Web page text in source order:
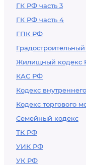
ГК РФ часть 3
ГК РФ часть 4
ГПК РФ
Жилищный кодекс
КАС РФ
Кодекс
Кодекс торгового
Семейный кодекс
ТК РФ
УИК РФ
УК РФ